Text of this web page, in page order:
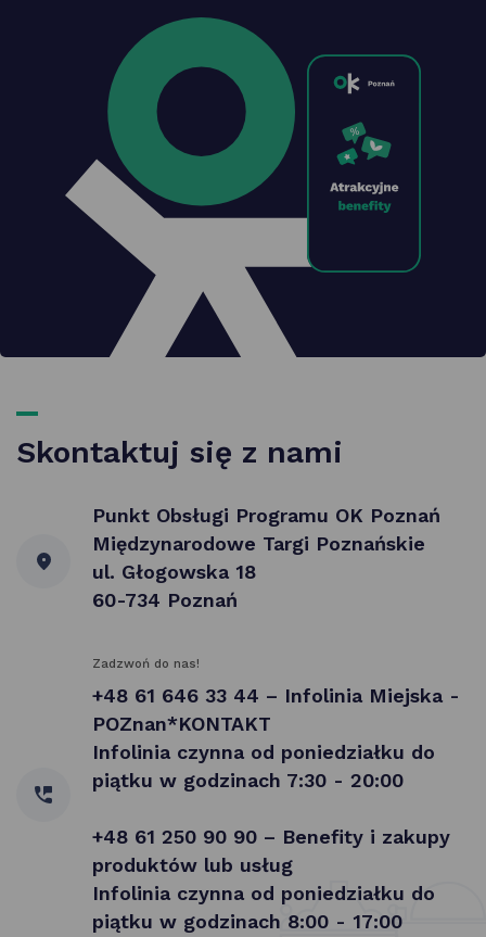
Skontaktuj się z nami
Punkt Obsługi Programu OK Poznań
Międzynarodowe Targi Poznańskie
ul. Głogowska 18
60-734 Poznań
Zadzwoń do nas!
+48 61 646 33 44 – Infolinia Miejska -
POZnan*KONTAKT
Infolinia czynna od poniedziałku do
piątku w godzinach 7:30 - 20:00
+48 61 250 90 90 – Benefity i zakupy
produktów lub usług
Infolinia czynna od poniedziałku do
piątku w godzinach 8:00 - 17:00